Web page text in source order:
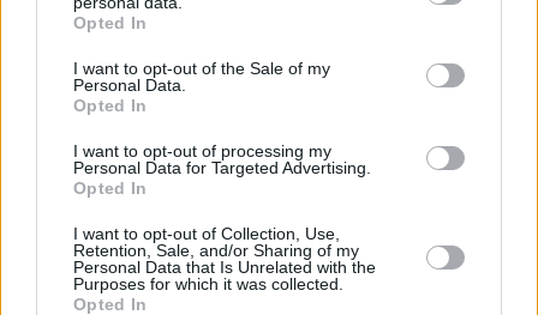
grant or deny consent to Google and its third-party tags to
use your data for below specified purposes in below Google
consent section.
Opted In
I want to opt-out of the Sale of my
Personal Data.
Opted In
I want to opt-out of processing my
Personal Data for Targeted Advertising.
Opted In
I want to opt-out of Collection, Use,
Retention, Sale, and/or Sharing of my
Personal Data that Is Unrelated with the
Purposes for which it was collected.
Opted In
ΔΕΙΤΕ ΟΛΕΣ ΤΙΣ ΕΙΔΗΣΕΙΣ